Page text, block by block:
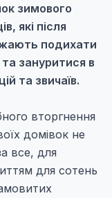
зимового
які після
подихати
зануритися в
та звичаїв.
вторгнення
домівок не
все, для
для сотень